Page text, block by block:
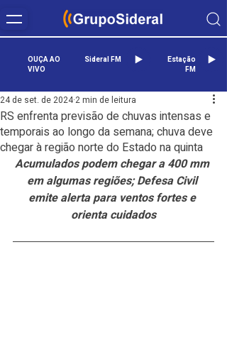
OUÇA AO
VIVO
Sideral FM
Estação
FM
RS enfrenta previsão de chuvas intensas e
temporais ao longo da semana; chuva deve
chegar à região norte do Estado na quinta
24 de set. de 20242 min de leitura
Acumulados podem chegar a 400 mm
em algumas regiões; Defesa Civil
emite alerta para ventos fortes e
orienta cuidados